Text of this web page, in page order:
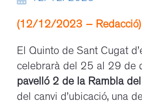
(12/12/2023 – Redacció)
El Quinto de Sant Cugat
celebrarà del 25 al 29 de
pavelló 2 de la Rambla
del canvi d’ubicació, una